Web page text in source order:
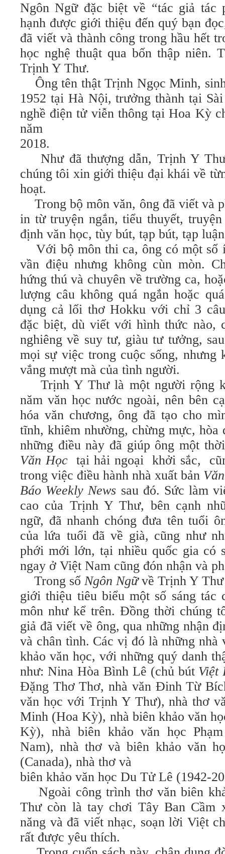
Ngôn Ngữ đặc biệt về “tác giả tác
hạnh được giới thiệu đến quý bạn
đã viết và thành công trong hầu hết
học nghệ thuật qua bốn thập niên.
Trịnh Y Thư.
Ông tên thật Trịnh Ngọc Minh,
1952 tại Hà Nội, trưởng thành tại
nghề điện tử viễn thông tại Hoa Kỳ
năm
2018.
Như đã thượng dẫn, Trịnh Y
chúng tôi xin giới thiệu đại khái về
hoạt.
Trong bộ môn văn, ông đã viết và
in từ truyện ngắn, tiểu thuyết,
định văn học, tùy bút, tạp bút, tạp
Với bộ môn thi ca, ông có một số
vần điệu nhưng không cùn mòn.
hứng thú và chuyên về trường ca,
lượng câu không quá ngắn hoặc
dụng cả lối thơ Hokku với chỉ 3
đặc biệt, dù viết với hình thức nào,
nghiêng về suy tư, giàu tư tưởng,
mọi sự việc trong cuộc sống, nhưng
vắng mượt mà của tình người.
Trịnh Y Thư là một người rộng
năm văn học nước ngoài, nên bên
hóa văn chương, ông đã tạo cho
tĩnh, khiêm nhường, chừng mực,
những điều này đã giúp ông một
Văn Học
tại hải ngoại khởi sắc,
trong việc điều hành nhà xuất bản
Báo Weekly News sau đó. Sức làm
cao của Trịnh Y Thư, bên cạnh
ngữ, đã nhanh chóng đưa tên tuổi
của lứa tuổi đã về già, cũng như
phới mới lớn, tại nhiều quốc gia có
ngay ở Việt Nam cũng đón nhận và
Trong số Ngôn Ngữvề Trịnh Y Thư
giới thiệu tiêu biểu một số sáng tác
môn như kể trên. Đồng thời chúng
giả đã viết về ông, qua những nhận
và chân tình. Các vị đó là những nhà
khảo văn học, với những quý danh
như: Nina Hòa Bình Lê (chủ bút Việt
Đặng Thơ Thơ, nhà văn Đinh Từ
văn học với Trịnh Y Thư), nhà thơ
Minh (Hoa Kỳ), nhà biên khảo văn
Kỳ), nhà biên khảo văn học
Nam), nhà thơ và biên khảo văn
(Canada), nhà thơ và
biên khảo văn học Du Tử Lê (1942-
Ngoài công trình thơ văn biên
Thư còn là tay chơi Tây Ban Cầm
năng và đã viết nhạc, soạn lời Việt
rất được yêu thích.